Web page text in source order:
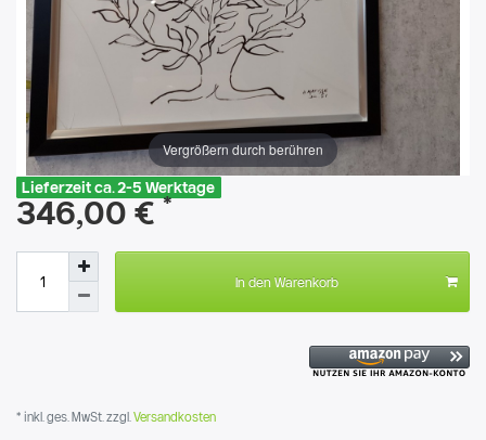
Vergrößern durch berühren
Lieferzeit ca. 2-5 Werktage
346,00 € *
In den Warenkorb
* inkl. ges. MwSt. zzgl. Versandkosten